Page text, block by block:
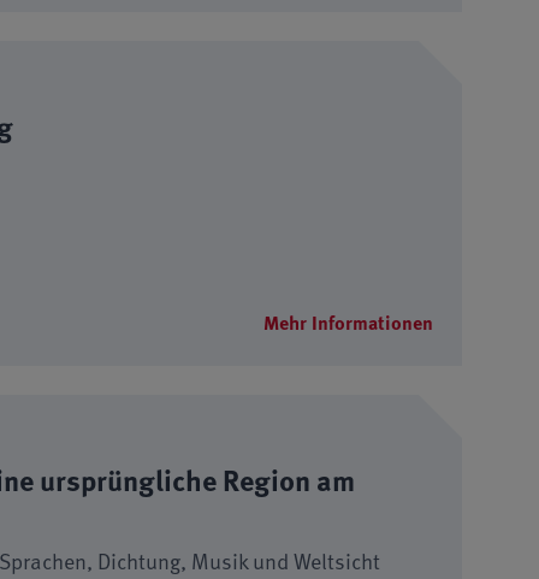
Mehr Informationen
ursprüngliche Region am
Dichtung, Musik und Weltsicht